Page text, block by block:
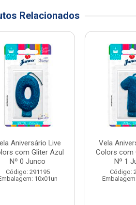
Relacionados
Aniversário Live
com Gliter Azul
Nº 0 Junco
Código: 291195
10x01un
Vela
Colors com
Nº 1
Código: